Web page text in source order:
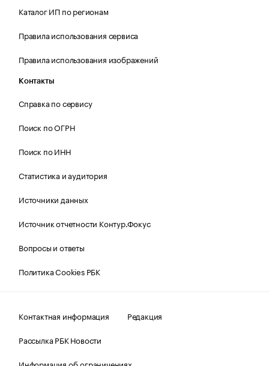
Каталог ИП по регионам
Правила использования сервиса
Правила использования изображений
Контакты
Справка по сервису
Поиск по ОГРН
Поиск по ИНН
Статистика и аудитория
Источники данных
Источник отчетности Контур.Фокус
Вопросы и ответы
Политика Cookies РБК
Контактная информация
Редакция
Рассылка РБК Новости